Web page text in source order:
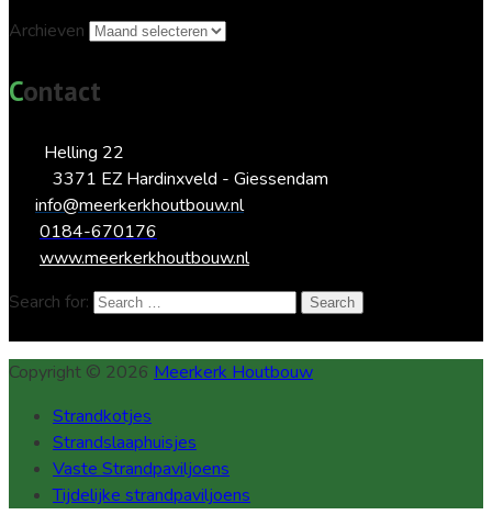
Archieven
Contact
Helling 22
3371 EZ Hardinxveld - Giessendam
info@meerkerkhoutbouw.nl
0184-670176
www.meerkerkhoutbouw.nl
Search for:
Search
Copyright © 2026 Meerkerk Houtbouw
Strandkotjes
Strandslaaphuisjes
Vaste Strandpaviljoens
Tijdelijke strandpaviljoens